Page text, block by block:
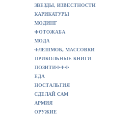
ЗВЕЗДЫ, ИЗВЕСТНОСТИ
КАРИКАТУРЫ
МОДИНГ
ФОТОЖАБА
МОДА
ФЛЕШМОБ, МАССОВКИ
ПРИКОЛЬНЫЕ КНИГИ
ПОЗИТИФФФ
ЕДА
НОСТАЛЬГИЯ
СДЕЛАЙ САМ
АРМИЯ
ОРУЖИЕ